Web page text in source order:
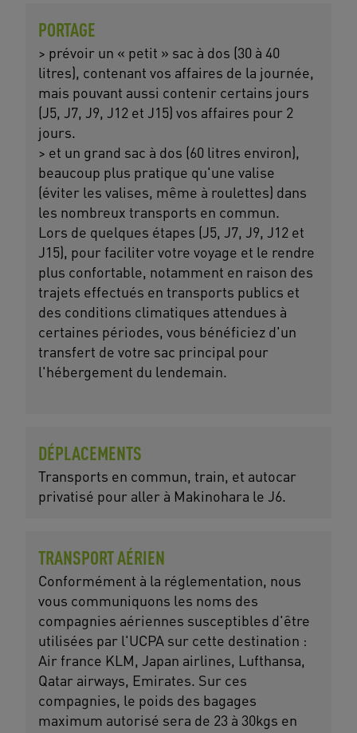
PORTAGE
> prévoir un « petit » sac à dos (30 à 40
litres), contenant vos affaires de la journée,
mais pouvant aussi contenir certains jours
(J5, J7, J9, J12 et J15) vos affaires pour 2
jours.
> et un grand sac à dos (60 litres environ),
beaucoup plus pratique qu'une valise
(éviter les valises, même à roulettes) dans
les nombreux transports en commun.
Lors de quelques étapes (J5, J7, J9, J12 et
J15), pour faciliter votre voyage et le rendre
plus confortable, notamment en raison des
trajets effectués en transports publics et
des conditions climatiques attendues à
certaines périodes, vous bénéficiez d'un
transfert de votre sac principal pour
l'hébergement du lendemain.
DÉPLACEMENTS
Transports en commun, train, et autocar
privatisé pour aller à Makinohara le J6.
TRANSPORT AÉRIEN
Conformément à la réglementation, nous
vous communiquons les noms des
compagnies aériennes susceptibles d'être
utilisées par l'UCPA sur cette destination :
Air france KLM, Japan airlines, Lufthansa,
Qatar airways, Emirates. Sur ces
compagnies, le poids des bagages
maximum autorisé sera de 23 à 30kgs en